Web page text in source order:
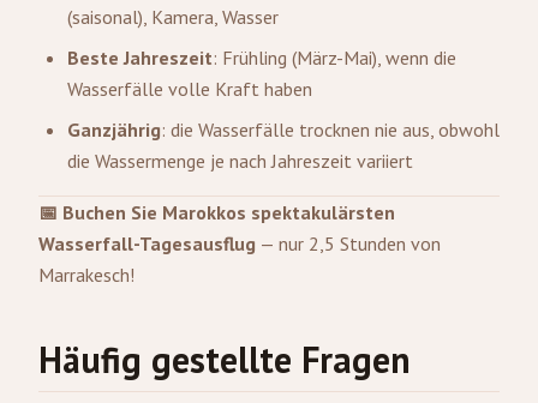
(saisonal), Kamera, Wasser
Beste Jahreszeit: Frühling (März-Mai), wenn die
Wasserfälle volle Kraft haben
Ganzjährig: die Wasserfälle trocknen nie aus, obwohl
die Wassermenge je nach Jahreszeit variiert
📅 Buchen Sie Marokkos spektakulärsten
Wasserfall-Tagesausflug — nur 2,5 Stunden von
Marrakesch!
Häufig gestellte Fragen